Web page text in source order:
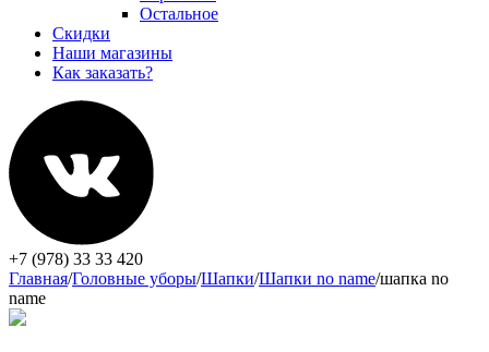
Остальное
Скидки
Наши магазины
Как заказать?
+7 (978) 33 33 420
Главная/Головные уборы/Шапки/Шапки no name/шапка no
name